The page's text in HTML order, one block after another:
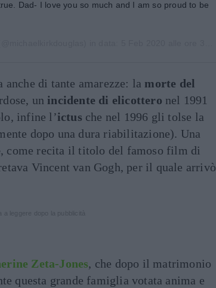
Dad- I love you so much and I am so proud to be
di tante amarezze: la morte del
un incidente di elicottero nel 1991
infine l’ictus che nel 1996 gli tolse la
dopo una dura riabilitazione). Una
, come recita il titolo del famoso film di
Vincent van Gogh, per il quale arrivò
Zeta-Jones, che dopo il matrimonio
questa grande famiglia votata anima e